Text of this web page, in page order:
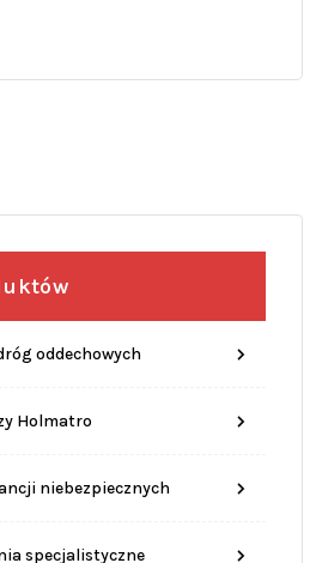
oddechowych
Holmatro
niebezpiecznych
specjalistyczne